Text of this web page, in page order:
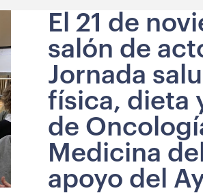
El 21 de
salón de
Jornada
física, dieta
de
Medicina
apoyo del